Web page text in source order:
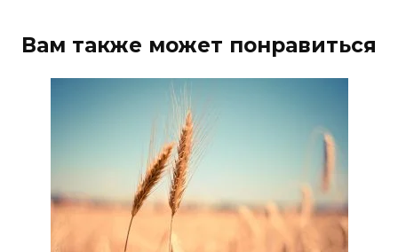
Вам также может понравиться